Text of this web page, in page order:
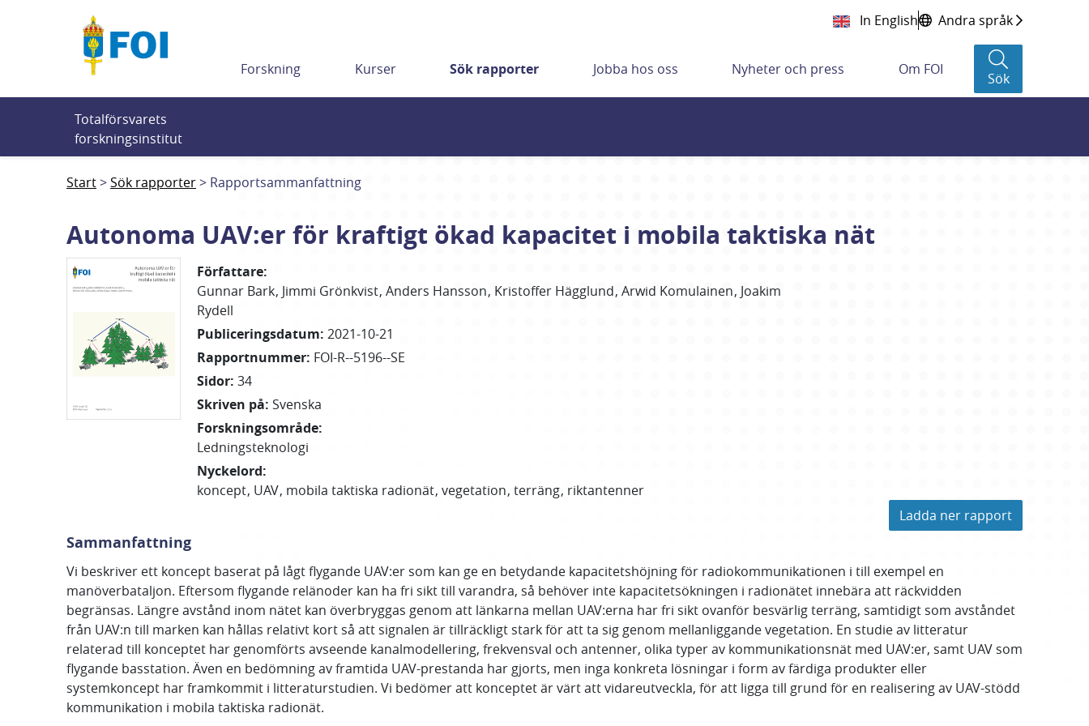
In English Andra språk
Forskning Kurser Sök rapporter Jobba hos oss Nyheter och press Om FOI
Sök
Totalförsvarets
forskningsinstitut
Start Sök rapporter Rapportsammanfattning
Autonoma UAV:er för kraftigt ökad kapacitet i mobila taktiska nät
Författare:
Gunnar Bark Jimmi Grönkvist Anders Hansson Kristoffer Hägglund Arwid Komulainen Joakim
Rydell
Publiceringsdatum: 2021-10-21
Rapportnummer: FOI-R--5196--SE
Sidor: 34
Skriven på: Svenska
Forskningsområde:
Ledningsteknologi
Nyckelord:
koncept UAV mobila taktiska radionät vegetation terräng riktantenner
Ladda ner rapport
Sammanfattning
Vi beskriver ett koncept baserat på lågt flygande UAV:er som kan ge en betydande kapacitetshöjning för radiokommunikationen i till exempel en
manöverbataljon. Eftersom flygande relänoder kan ha fri sikt till varandra, så behöver inte kapacitetsökningen i radionätet innebära att räckvidden
begränsas. Längre avstånd inom nätet kan överbryggas genom att länkarna mellan UAV:erna har fri sikt ovanför besvärlig terräng, samtidigt som avståndet
från UAV:n till marken kan hållas relativt kort så att signalen är tillräckligt stark för att ta sig genom mellanliggande vegetation. En studie av litteratur
relaterad till konceptet har genomförts avseende kanalmodellering, frekvensval och antenner, olika typer av kommunikationsnät med UAV:er, samt UAV som
flygande basstation. Även en bedömning av framtida UAV-prestanda har gjorts, men inga konkreta lösningar i form av färdiga produkter eller
systemkoncept har framkommit i litteraturstudien. Vi bedömer att konceptet är värt att vidareutveckla, för att ligga till grund för en realisering av UAV-stödd
kommunikation i mobila taktiska radionät.